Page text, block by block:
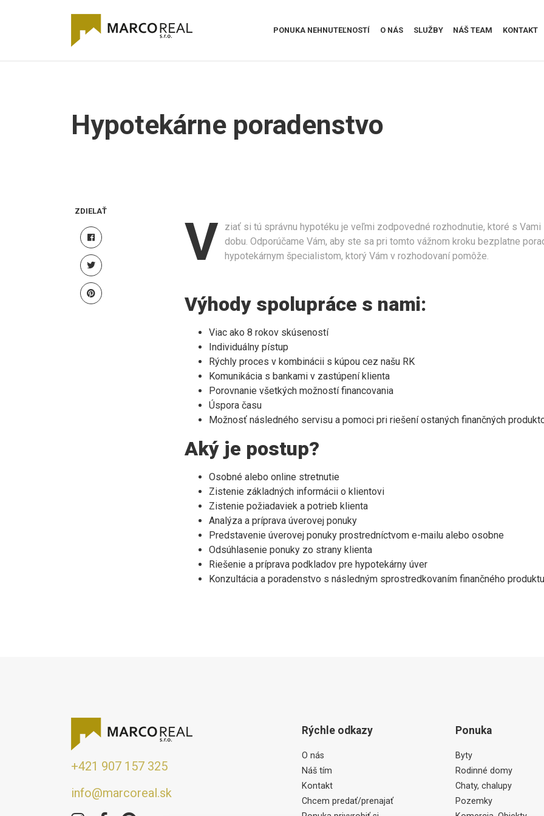
PONUKA NEHNUTEĽNOSTÍ O NÁS SLUŽBY NÁŠ TEAM KONTAKT
Hypotekárne poradenstvo
ZDIELAŤ
V
ziať si tú správnu hypotéku je veľmi zodpovedné rozhodnutie, ktoré s
dobu. Odporúčame Vám, aby ste sa pri tomto vážnom kroku bezplatne
hypotekárnym špecialistom, ktorý Vám v rozhodovaní pomôže.
Výhody spolupráce s nami:
Viac ako 8 rokov skúseností
Individuálny pístup
Rýchly proces v kombinácii s kúpou cez našu RK
Komunikácia s bankami v zastúpení klienta
Porovnanie všetkých možností financovania
Úspora času
Možnosť následného servisu a pomoci pri riešení ostaných finančných
Aký je postup?
Osobné alebo online stretnutie
Zistenie základných informácii o klientovi
Zistenie požiadaviek a potrieb klienta
Analýza a príprava úverovej ponuky
Predstavenie úverovej ponuky prostredníctvom e-mailu alebo osobne
Odsúhlasenie ponuky zo strany klienta
Riešenie a príprava podkladov pre hypotekárny úver
Konzultácia a poradenstvo s následným sprostredkovaním finančného
+421 907 157 325
info@marcoreal.sk
Rýchle odkazy
O nás
Náš tím
Kontakt
Chcem predať/prenajať
Ponuka
Byty
Rodinné domy
Chaty, chalupy
Pozemky